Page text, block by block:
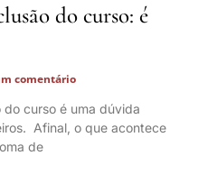
do curso: é
comentário
curso é uma dúvida
Afinal, o que acontece
de